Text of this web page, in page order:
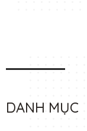
DANH MỤC